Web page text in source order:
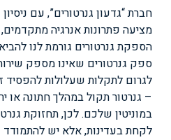
חברת “גדעון גנרטורים”, עם
מציעה פתרונות אנרגיה
הספקת גנרטורים גורמת לנו
ספק גנרטורים שאינו מספק
לגרום לתקלות שעלולות להפסיד
– גנרטור תקול במהלך חתונה או
במוניטין שלכם. לכן, תחזוקת
לקחת בעדינות, אלא יש להתמודד